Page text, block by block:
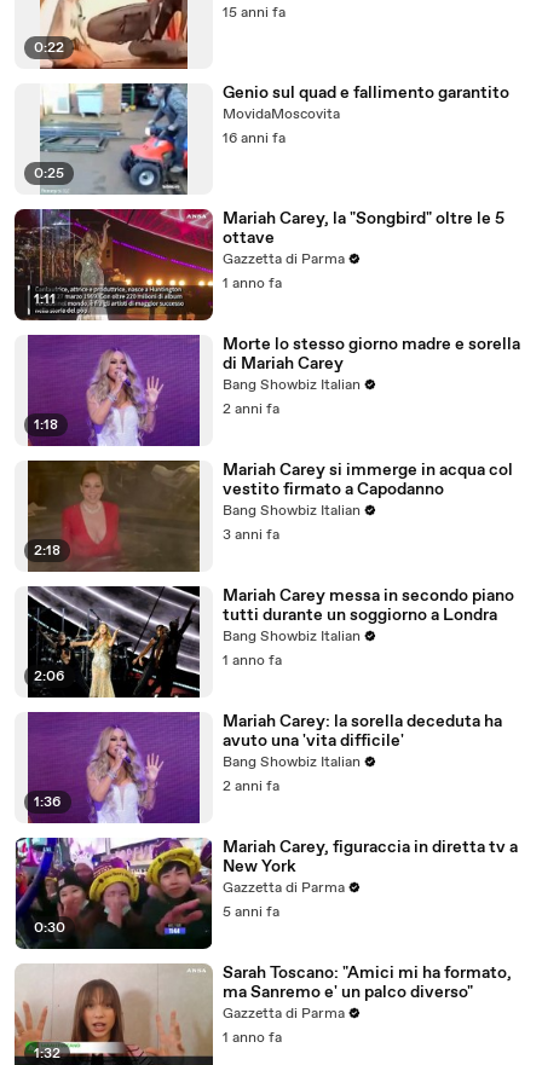
0:22
15 anni fa
0:25
Genio sul quad e fallimento garantito
MovidaMoscovita
16 anni fa
1:11
Mariah Carey, la "Songbird" oltre le 5
ottave
Gazzetta di Parma
1 anno fa
1:18
Morte lo stesso giorno madre e sorella
di Mariah Carey
Bang Showbiz Italian
2 anni fa
2:18
Mariah Carey si immerge in acqua col
vestito firmato a Capodanno
Bang Showbiz Italian
3 anni fa
2:06
Mariah Carey messa in secondo piano
tutti durante un soggiorno a Londra
Bang Showbiz Italian
1 anno fa
1:36
Mariah Carey: la sorella deceduta ha
avuto una 'vita difficile'
Bang Showbiz Italian
2 anni fa
0:30
Mariah Carey, figuraccia in diretta tv a
New York
Gazzetta di Parma
5 anni fa
1:32
Sarah Toscano: "Amici mi ha formato,
ma Sanremo e' un palco diverso"
Gazzetta di Parma
1 anno fa